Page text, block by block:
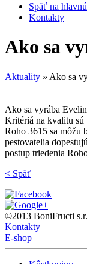
Späť na
Kontakty
Ako sa
Aktuality » Ako sa
Ako sa vyrába
Kritériá na kvalitu
Roho 3615 sa
pestovatelia
postup triedenia
< Späť
©2013 BoniFructi
Kontakty
E-shop